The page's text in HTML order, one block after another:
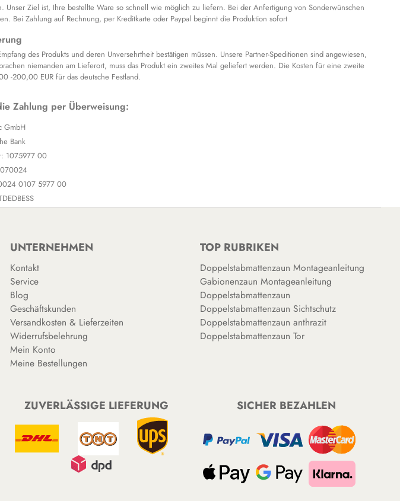
Ziel ist, Ihre bestellte Ware so schnell wie möglich zu liefern. Bei der Anfertigung von Sonderwünschen
Bei Zahlung auf Rechnung, per Kreditkarte oder Paypal beginnt die Produktion sofort
des Produkts und deren Unversehrtheit bestätigen müssen. Unsere Partner-Speditionen sind angewiesen,
niemanden am Lieferort, muss das Produkt ein zweites Mal geliefert werden. Die Kosten für eine zweite
-200,00 EUR für das deutsche Festland.
Zahlung per Überweisung:
GmbH
Bank
1075977 00
0107 5977 00
UNTERNEHMEN
Kontakt
Service
Blog
Geschäftskunden
Versandkosten & Lieferzeiten
Widerrufsbelehrung
Mein Konto
Meine Bestellungen
TOP RUBRIKEN
Doppelstabmattenzaun Montageanleitung
Gabionenzaun Montageanleitung
Doppelstabmattenzaun
Doppelstabmattenzaun Sichtschutz
Doppelstabmattenzaun anthrazit
Doppelstabmattenzaun Tor
ZUVERLÄSSIGE LIEFERUNG SICHER BEZAHLEN